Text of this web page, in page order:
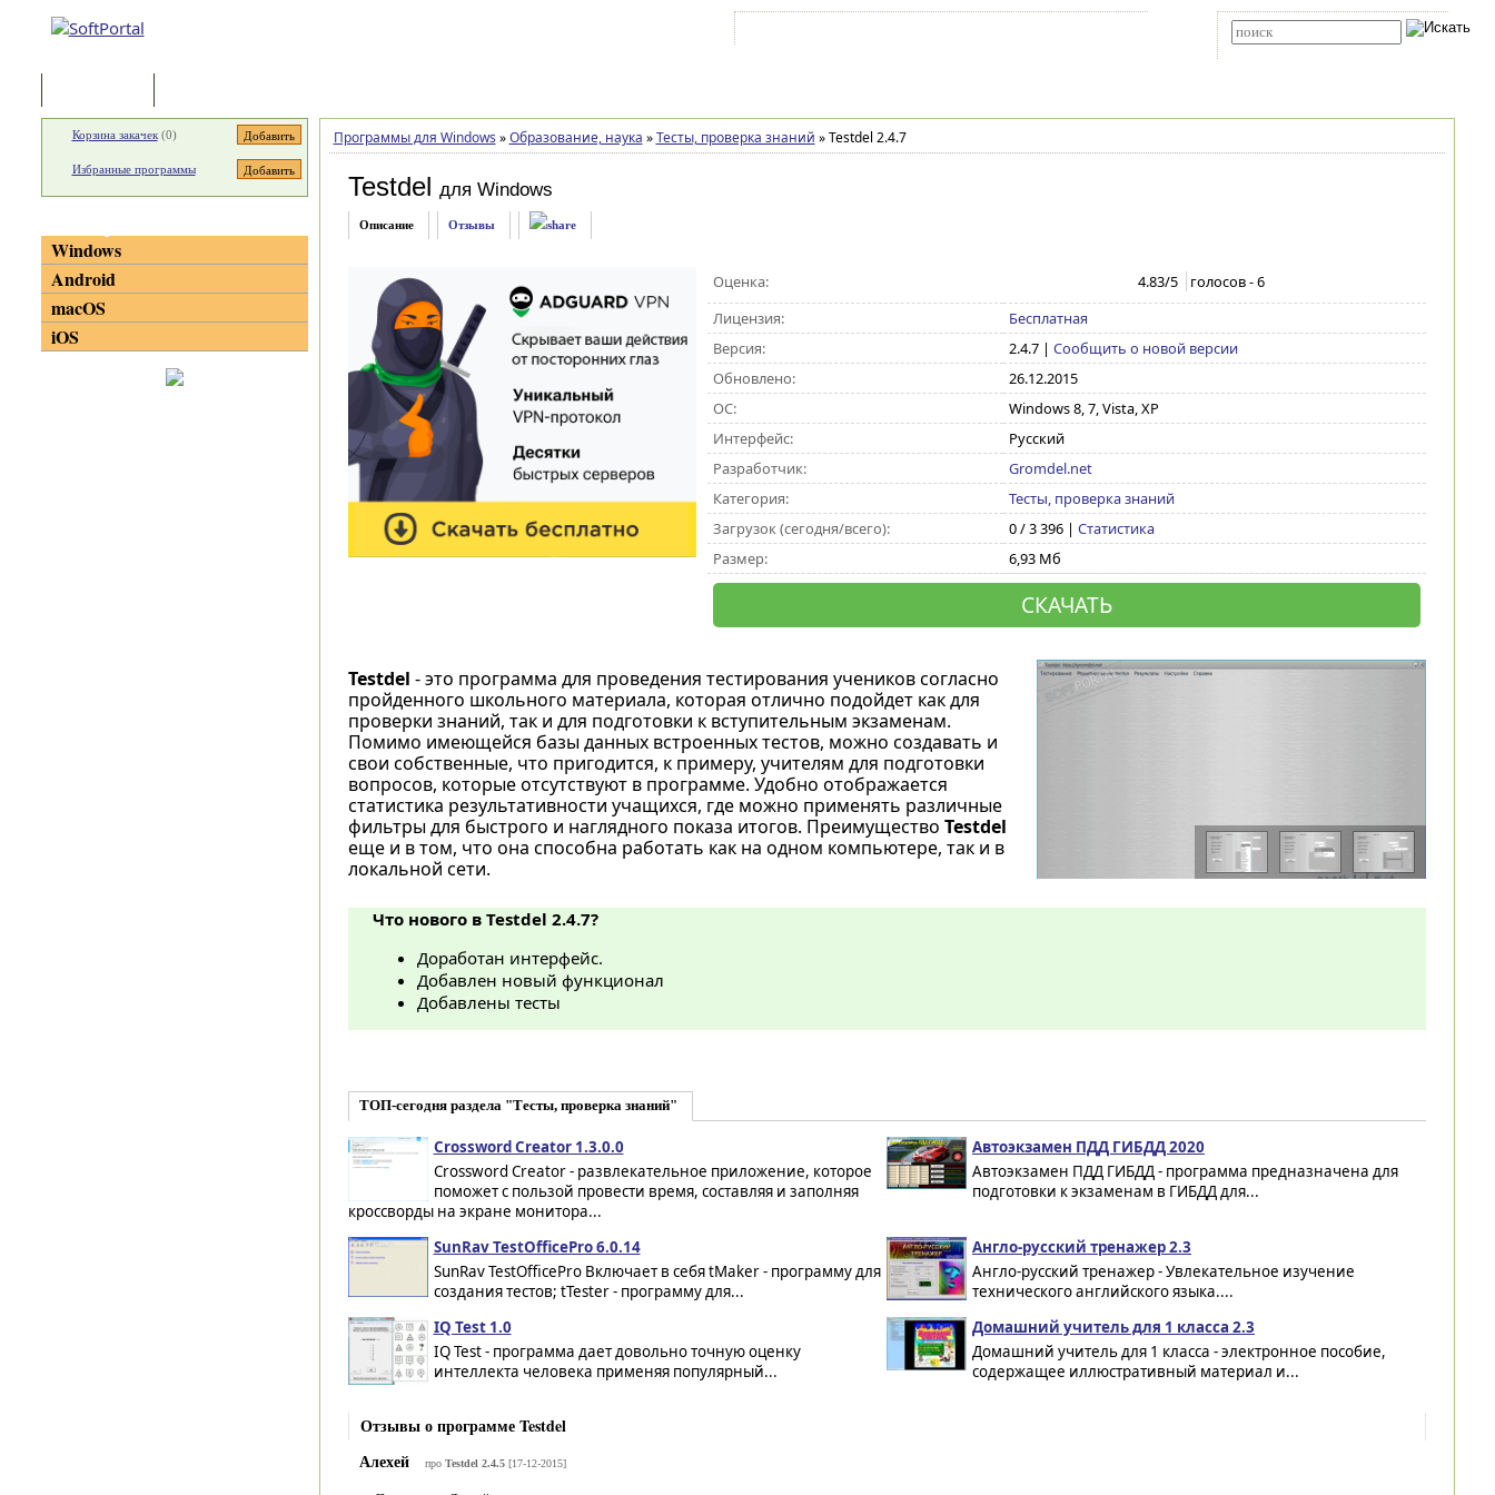
Программы для Windows » Образование, наука » Тесты, проверка знаний »Testdel 2.4.7
Testdel для Windows
Описание Отзывы
Оценка: 4.83/5 голосов -6
Лицензия:
Бесплатная
Версия:
2.4.7| Сообщить о новой версии
Обновлено:
26.12.2015
ОС:
Windows 8, 7, Vista, XP
Интерфейс:
Русский
Разработчик:
Gromdel.net
Категория:
Тесты, проверка знаний
Загрузок (сегодня/всего):
0 / 3 396 | Статистика
Размер:
6,93 Мб
СКАЧАТЬ
Testdel - это программа для проведения тестирования учеников согласно
пройденного школьного материала, которая отлично подойдет как для
проверки знаний, так и для подготовки к вступительным экзаменам.
Помимо имеющейся базы данных встроенных тестов, можно создавать и
свои собственные, что пригодится, к примеру, учителям для подготовки
вопросов, которые отсутствуют в программе. Удобно отображается
статистика результативности учащихся, где можно применять различные
фильтры для быстрого и наглядного показа итогов. Преимущество Testdel
еще и в том, что она способна работать как на одном компьютере, так и в
локальной сети.
Что нового в Testdel 2.4.7?
Доработан интерфейс.
Добавлен новый функционал
Добавлены тесты
ТОП-сегодня раздела "Тесты, проверка знаний"
Crossword Creator 1.3.0.0
Crossword Creator - развлекательное приложение, которое
поможет с пользой провести время, составляя и заполняя
кроссворды на экране монитора...
Автоэкзамен ПДД ГИБДД 2020
Автоэкзамен ПДД ГИБДД - программа предназначена для
подготовки к экзаменам в ГИБДД для...
SunRav TestOfficePro 6.0.14
SunRav TestOfficePro Включает в себя tMaker - программу для
создания тестов; tTester - программу для...
Англо-русский тренажер 2.3
Англо-русский тренажер - Увлекательное изучение
технического английского языка....
IQ Test 1.0
IQ Test - программа дает довольно точную оценку
интеллекта человека применяя популярный...
Домашний учитель для 1 класса 2.3
Домашний учитель для 1 класса - электронное пособие,
содержащее иллюстративный материал и...
Отзывы о программе Testdel
Алехей
про Testdel 2.4.5[17-12-2015]
Корзина закачек(0)
Избранные программы
Windows
Android
macOS
iOS